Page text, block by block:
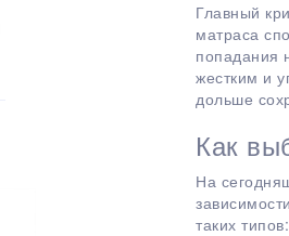
Главный
матраса
попадания
жестким и
дольше
Как
На
таких типов: